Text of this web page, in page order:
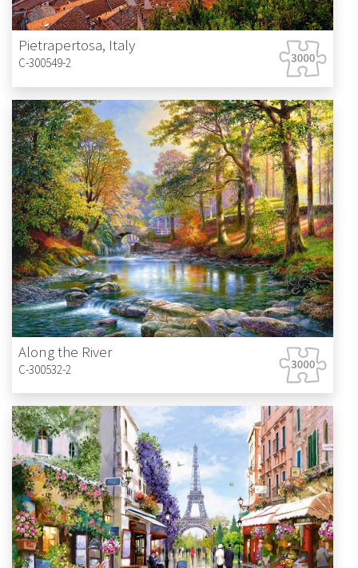
Pietrapertosa, Italy
C-300549-2
Along the River
C-300532-2